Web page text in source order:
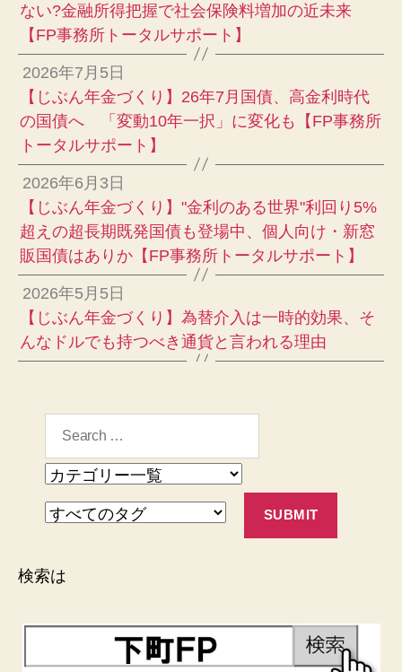
ない?金融所得把握で社会保険料増加の近未来
【FP事務所トータルサポート】
2026年7月5日
【じぶん年金づくり】26年7月国債、高金利時代
の国債へ 「変動10年一択」に変化も【FP事務所
トータルサポート】
2026年6月3日
【じぶん年金づくり】"金利のある世界"利回り5%
超えの超長期既発国債も登場中、個人向け・新窓
販国債はありか【FP事務所トータルサポート】
2026年5月5日
【じぶん年金づくり】為替介入は一時的効果、そ
んなドルでも持つべき通貨と言われる理由
検索は